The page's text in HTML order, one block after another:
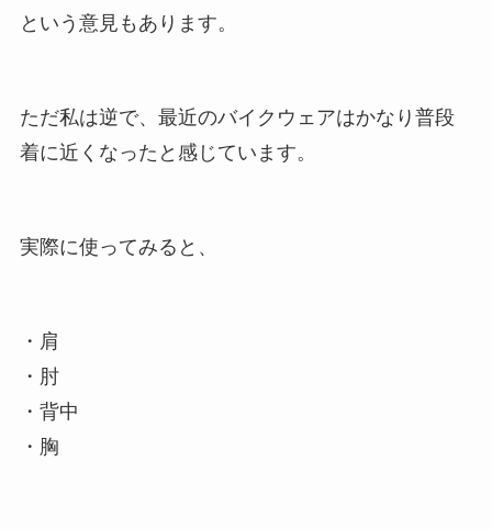
という意見もあります。
ただ私は逆で、最近のバイクウェアはかなり普段
着に近くなったと感じています。
実際に使ってみると、
・肩
・肘
・背中
・胸